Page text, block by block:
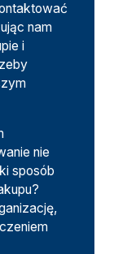
nam
i
nie
sposób